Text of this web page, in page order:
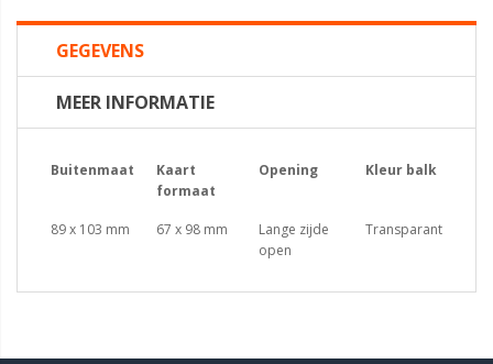
GEGEVENS
MEER INFORMATIE
Buitenmaat
Kaart
formaat
Opening Kleur balk
89 x 103 mm 67 x 98 mm
Lange zijde
open
Transparant